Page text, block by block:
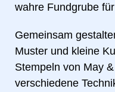
wahre Fundgrube
Gemeinsam
Muster und kleine
Stempeln von May
verschiedene